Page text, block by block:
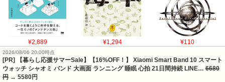
¥2,889 ¥1,294 ¥110
2026/08/06 20:00時点
[PR] 【暮らし応援サマーSale】【16%OFF！】 Xiaomi Smart Band 10 スマート
ウォッチ シャオミ バンド 大画面 ランニング 睡眠 心拍 21日間持続 LINE… 6680
円 → 5580円